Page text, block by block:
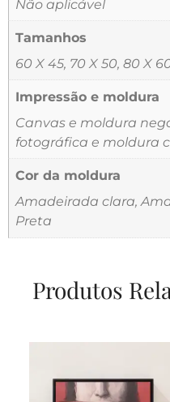
Não aplicável
Tamanhos
60 X 45, 70 X 50, 80 X
Impressão e moldura
Canvas e moldura
fotográfica e moldura
Cor da moldura
Amadeirada clara,
Preta
Produtos